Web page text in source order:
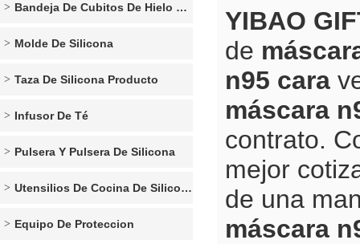
Bandeja De Cubitos De Hielo De Silicona
Molde De Silicona
Taza De Silicona Producto
Infusor De Té
Pulsera Y Pulsera De Silicona
Utensilios De Cocina De Silicona
Equipo De Proteccion
YIBAO
de
n95 cara
máscara
contrato.
mejor
de una
máscara